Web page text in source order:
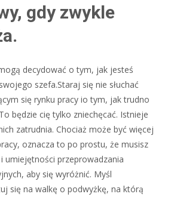
gdy zwykle
decydować o tym, jak jesteś
szefa.Staraj się nie słuchać
się rynku pracy io tym, jak trudno
będzie cię tylko zniechęcać. Istnieje
zatrudnia. Chociaż może być więcej
oznacza to po prostu, że musisz
umiejętności przeprowadzania
aby się wyróżnić. Myśl
się na walkę o podwyżkę, na którą